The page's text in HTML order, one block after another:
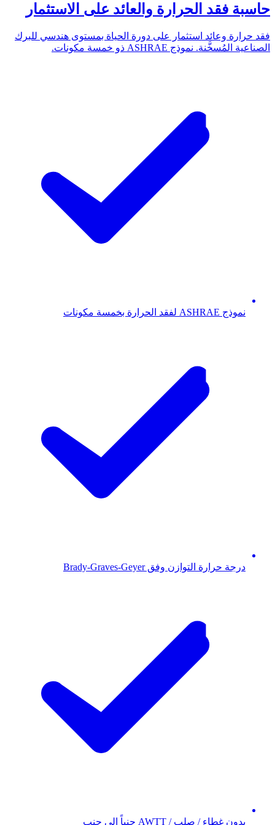
حاسبة فقد الحرارة والعائد على الاستثمار
فقد حرارة وعائد استثمار على دورة الحياة بمستوى هندسي للبرك
الصناعية المُسخَّنة. نموذج ASHRAE ذو خمسة مكونات.
نموذج ASHRAE لفقد الحرارة بخمسة مكونات
درجة حرارة التوازن وفق Brady-Graves-Geyer
بدون غطاء / صلب / AWTT جنباً إلى جنب